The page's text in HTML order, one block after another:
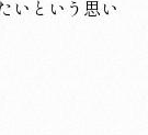
いという思い